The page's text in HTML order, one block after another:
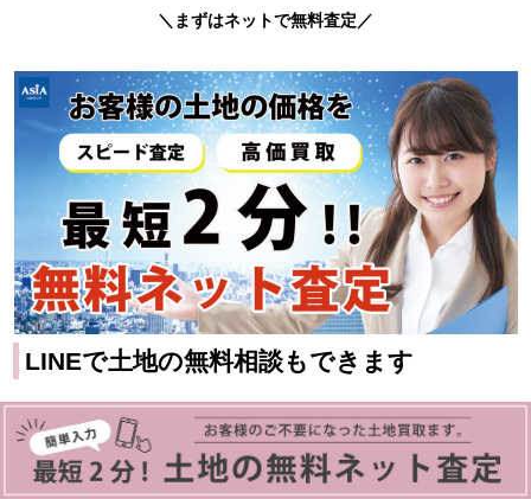
＼ まずはネットで無料査定 ／
LINEで土地の無料相談もできます
無料土地査定のフォームに入力するのも面倒なあなたにおすすめ！
LINEを使った土地のお悩み相談もあります。営業時間にオペレータ
ーが直接返信いたします。